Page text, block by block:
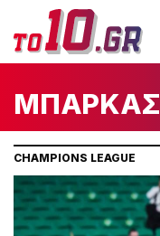
MΠΑΡΚΑΣ
CHAMPIONS LEAGUE